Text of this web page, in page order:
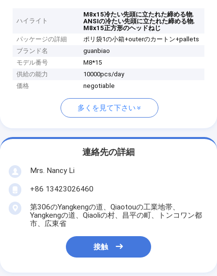
ハイライト
M8x15冷たい先頭に立たれた締める物,
ANSIの冷たい先頭に立たれた締める物,
M8x15正方形のヘッドねじ
パッケージの詳細
ポリ袋1の小箱+outerのカートン+pallets
ブランド名
guanbiao
モデル番号
M8*15
供給の能力
10000pcs/day
価格
negotiable
多くを見て下さい
連絡先の詳細
Mrs. Nancy Li
+86 13423026460
第306のYangkengの道、Qiaotouの工業地帯、
Yangkengの道、Qiaoliの村、昌平の町、トンコワン都
市、広東省
接触